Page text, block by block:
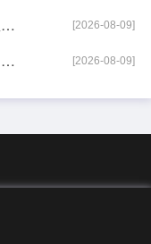
张家界塑料管材设备厂家 眼镜店雇主业作念的AI火到国际 [2026-08-09]
黄南塑料挤出机设备厂家 罗马诺阐述: 利物浦租赁签下巴萨后卫 [2026-08-09]